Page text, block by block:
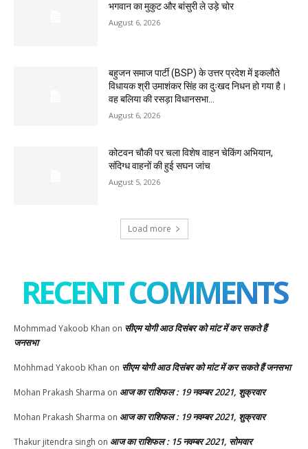
भगवान का मुकुट और बांसुरी ले उड़े चोर
August 6, 2026
बहुजन समाज पार्टी (BSP) के उत्तर प्रदेश में इकलौते
विधायक श्री उमाशंकर सिंह का दुःखद निधन हो गया है।
वह बलिया की रसड़ा विधानसभा...
August 6, 2026
कोटवन चौकी पर चला विशेष वाहन चेकिंग अभियान,
संदिग्ध वाहनों की हुई सघन जांच
August 5, 2026
Load more
RECENT COMMENTS
Mohmmad Yakoob Khan on सीएम योगी आठ दिसंबर को मांट में कर सकते हैं
जनसभा
Mohhmad Yakoob Khan on सीएम योगी आठ दिसंबर को मांट में कर सकते हैं जनसभा
Mohan Prakash Sharma on आज का राशिफल : 19 नवम्बर 2021, शुक्रवार
Mohan Prakash Sharma on आज का राशिफल : 19 नवम्बर 2021, शुक्रवार
Thakur jitendra singh on आज का राशिफल : 15 नवम्बर 2021, सोमवार